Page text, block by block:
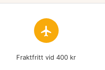
flight
Fraktfritt vid 400 kr